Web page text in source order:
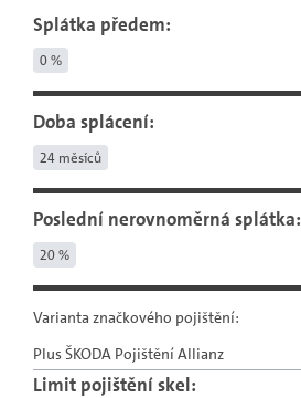
Splátka předem:
0 %
Doba splácení:
24 měsíců
Poslední nerovnoměrná splátka:
20 %
Varianta značkového pojištění:
Limit pojištění skel: